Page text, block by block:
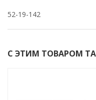
52-19-142
С ЭТИМ ТОВАРОМ